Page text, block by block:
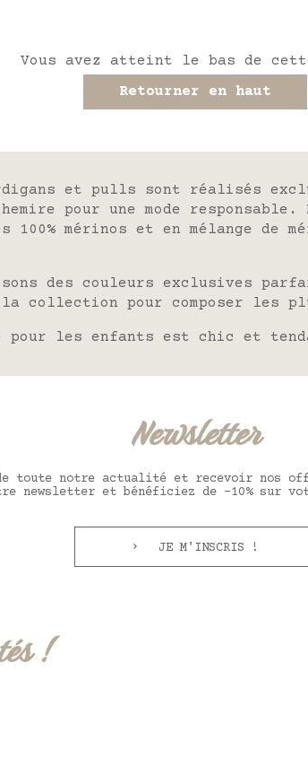
Vous avez atteint le bas de
Retourner en haut
et pulls sont réalisés
pour une mode
100% mérinos et en mélange de
des couleurs exclusives
la collection pour composer les
pour les enfants est chic et
Newsletter
toute notre actualité et recevoir nos
newsletter et bénéficiez de -10% sur
JE M'INSCRIS !
!